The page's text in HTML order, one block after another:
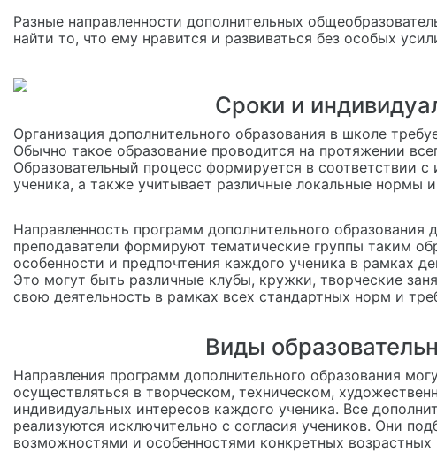
Разные направленности дополнительных
найти то, что ему нравится и развиваться без особых
Сроки и
Организация дополнительного образования в школе
Обычно такое образование проводится на протяжении
Образовательный процесс формируется в соответствии
ученика, а также учитывает различные локальные нормы
Направленность программ дополнительного образования
преподаватели формируют тематические группы таким
особенности и предпочтения каждого ученика в рамках
Это могут быть различные клубы, кружки, творческие
свою деятельность в рамках всех стандартных норм и
Виды
Направления программ дополнительного образования
осуществляться в творческом, техническом,
индивидуальных интересов каждого ученика. Все
реализуются исключительно с согласия учеников. Они
возможностями и особенностями конкретных возрастных